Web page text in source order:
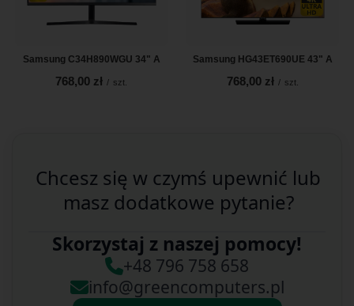
Samsung C34H890WGU 34" A
768,00 zł / szt.
Samsung HG43ET690UE 43" A
768,00 zł / szt.
Chcesz się w czymś upewnić lub
masz dodatkowe pytanie?
Skorzystaj z naszej pomocy!
+48 796 758 658
info@greencomputers.pl